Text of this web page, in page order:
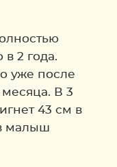
в 2 года.
уже после
месяца. В 3
43 см в
малыш